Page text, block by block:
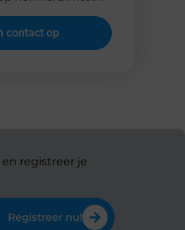
contact op
registreer je
Registreer nu!